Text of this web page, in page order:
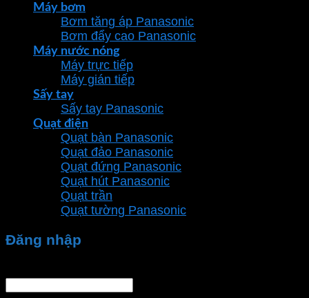
Máy bơm
Bơm tăng áp Panasonic
Bơm đẩy cao Panasonic
Máy nước nóng
Máy trực tiếp
Máy gián tiếp
Sấy tay
Sấy tay Panasonic
Quạt điện
Quạt bàn Panasonic
Quạt đảo Panasonic
Quạt đứng Panasonic
Quạt hút Panasonic
Quạt trần
Quạt tường Panasonic
Đăng nhập